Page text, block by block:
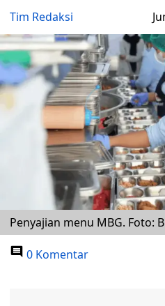
Tim Redaksi
Penyajian menu MBG. Foto:
0 Komentar